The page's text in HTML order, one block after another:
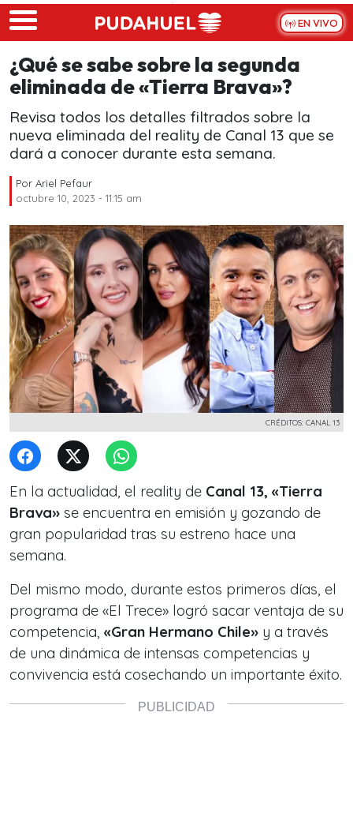
Skip to main content
EN VIVO
¿Qué se sabe sobre la segunda
eliminada de «Tierra Brava»?
Revisa todos los detalles filtrados sobre la
nueva eliminada del reality de Canal 13 que se
dará a conocer durante esta semana.
Por Ariel Pefaur
octubre 10, 2023 - 11:15 am
CRÉDITOS: CANAL 13
En la actualidad, el reality de Canal 13, «Tierra
Brava» se encuentra en emisión y gozando de
gran popularidad tras su estreno hace una
semana.
Del mismo modo, durante estos primeros días, el
programa de «El Trece» logró sacar ventaja de su
competencia, «Gran Hermano Chile» y a través
de una dinámica de intensas competencias y
convivencia está cosechando un importante éxito.